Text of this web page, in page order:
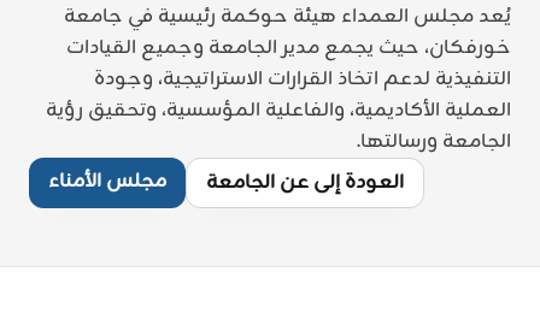
يُعد مجلس العمداء هيئة حوكمة رئيسية في جامعة
خورفكان، حيث يجمع مدير الجامعة وجميع القيادات
التنفيذية لدعم اتخاذ القرارات الاستراتيجية، وجودة
العملية الأكاديمية، والفاعلية المؤسسية، وتحقيق رؤية
الجامعة ورسالتها.
العودة إلى عن الجامعة
مجلس الأمناء